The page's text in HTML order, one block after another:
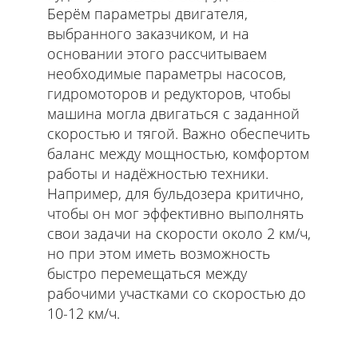
Берём параметры двигателя,
выбранного заказчиком, и на
основании этого рассчитываем
необходимые параметры насосов,
гидромоторов и редукторов, чтобы
машина могла двигаться с заданной
скоростью и тягой. Важно обеспечить
баланс между мощностью, комфортом
работы и надёжностью техники.
Например, для бульдозера критично,
чтобы он мог эффективно выполнять
свои задачи на скорости около 2 км/ч,
но при этом иметь возможность
быстро перемещаться между
рабочими участками со скоростью до
10-12 км/ч.